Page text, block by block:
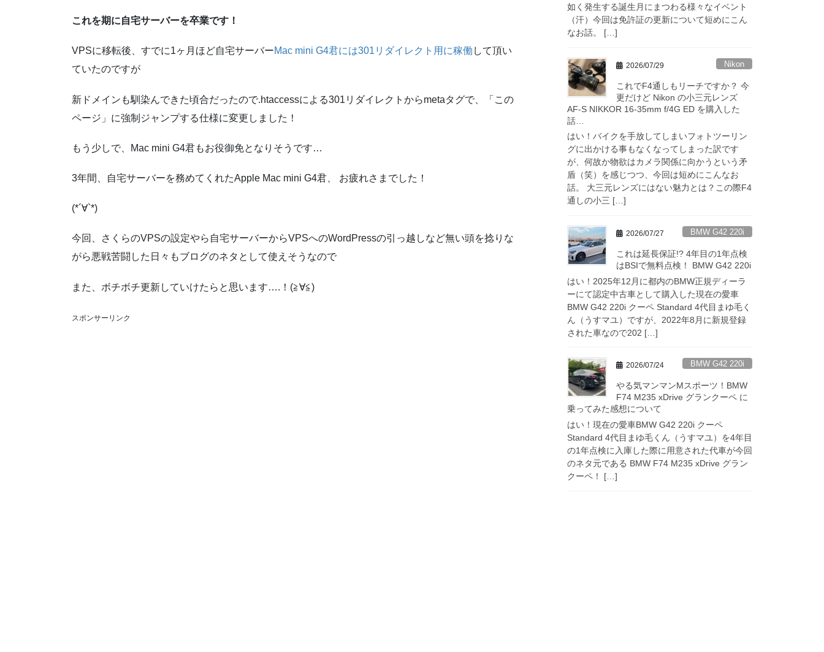
これを期に自宅サーバーを卒業です！
VPSに移転後、すでに1ヶ月ほど自宅サーバーMac mini G4君には301リダイレクト用に稼働 して頂い
ていたのですが
新ドメインも馴染んできた頃合だったので.htaccessによる301リダイレクトからmetaタグで、「この
ページ」に強制ジャンプする仕様に変更しました！
もう少しで、Mac mini G4君もお役御免となりそうです…
3年間、自宅サーバーを務めてくれたApple Mac mini G4君、 お疲れさまでした！
(*´∀`*)
今回、さくらのVPSの設定やら自宅サーバーからVPSへのWordPressの引っ越しなど無い頭を捻りな
がら悪戦苦闘した日々もブログのネタとして使えそうなので
また、ボチボチ更新していけたらと思います….！(≧∀≦)
スポンサーリンク
如く発生する誕生月にまつわる様々なイベント
（汗）今回は免許証の更新について短めにこん
なお話。 […]
2026/07/29 Nikon
これでF4通しもリーチですか？ 今
更だけど Nikon の小三元レンズ
AF-S NIKKOR 16-35mm f/4G ED を購入した
話…
はい！バイクを手放してしまいフォトツーリン
グに出かける事もなくなってしまった訳です
が、何故か物欲はカメラ関係に向かうという矛
盾（笑）を感じつつ、今回は短めにこんなお
話。 大三元レンズにはない魅力とは？この際F4
通しの小三 […]
2026/07/27 BMW G42 220i
これは延長保証!? 4年目の1年点検
はBSIで無料点検！ BMW G42 220i
はい！2025年12月に都内のBMW正規ディーラ
ーにて認定中古車として購入した現在の愛車
BMW G42 220i クーペ Standard 4代目まゆ毛く
ん（うすマユ）ですが、2022年8月に新規登録
された車なので202 […]
2026/07/24 BMW G42 220i
やる気マンマンMスポーツ！BMW
F74 M235 xDrive グランクーペ に
乗ってみた感想について
はい！現在の愛車BMW G42 220i クーペ
Standard 4代目まゆ毛くん（うすマユ）を4年目
の1年点検に入庫した際に用意された代車が今回
のネタ元である BMW F74 M235 xDrive グラン
クーペ！ […]